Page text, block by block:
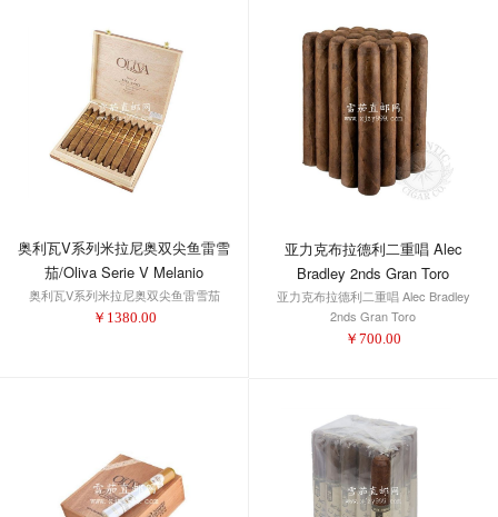
奥利瓦V系列米拉尼奥双尖鱼雷雪
茄/Oliva Serie V Melanio
Figurado
奥利瓦V系列米拉尼奥双尖鱼雷雪茄
￥ 1380.00
亚力克布拉德利二重唱 Alec
Bradley 2nds Gran Toro
亚力克布拉德利二重唱 Alec Bradley
2nds Gran Toro
￥ 700.00